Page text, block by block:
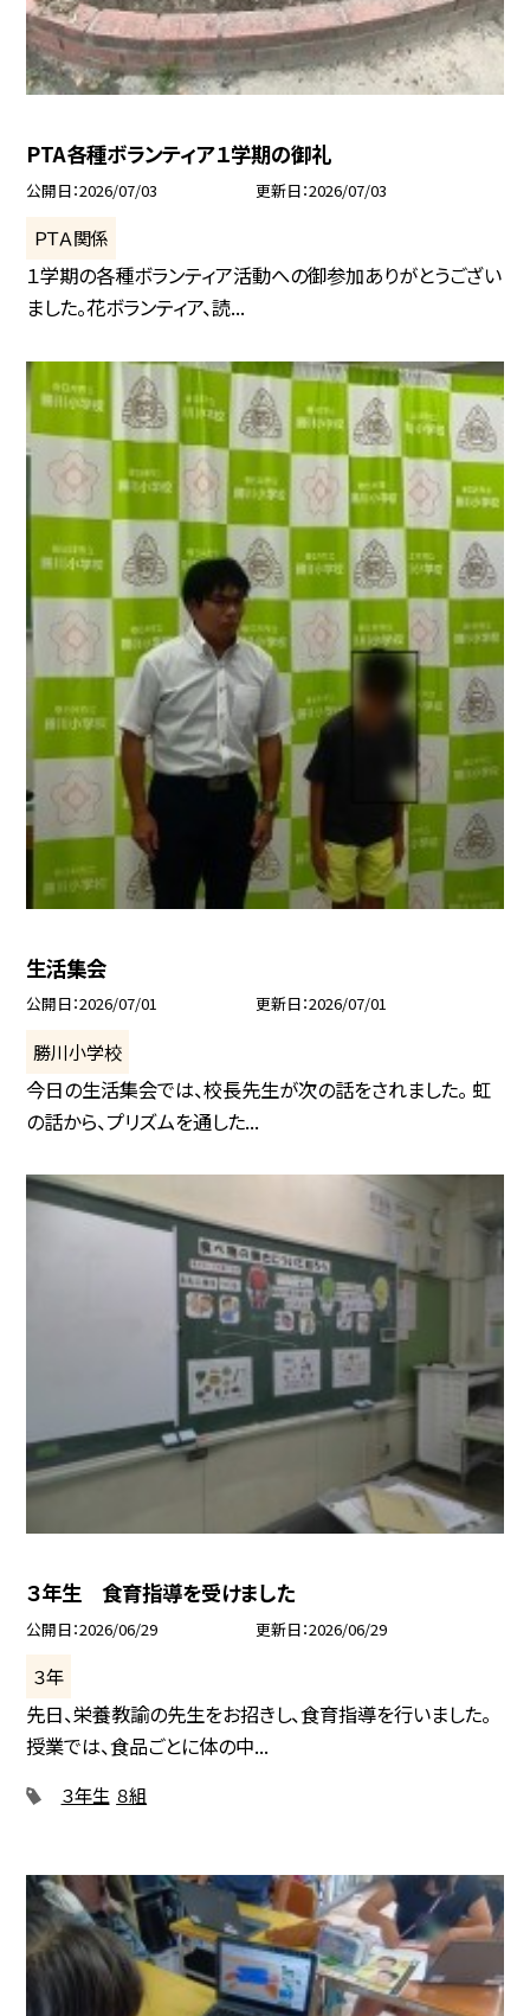
PTA各種ボランティア１学期の御礼
公開日 2026/07/03 更新日 2026/07/03
ＰＴＡ関係
１学期の各種ボランティア活動への御参加ありがとうござい
ました。花ボランティア、読...
生活集会
公開日 2026/07/01 更新日 2026/07/01
勝川小学校
今日の生活集会では、校長先生が次の話をされました。 虹
の話から、プリズムを通した...
３年生 食育指導を受けました
公開日 2026/06/29 更新日 2026/06/29
３年
先日、栄養教諭の先生をお招きし、食育指導を行いました。
授業では、食品ごとに体の中...
３年生 ８組